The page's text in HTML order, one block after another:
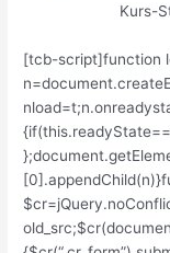
Kurs-
[tcb-script]function